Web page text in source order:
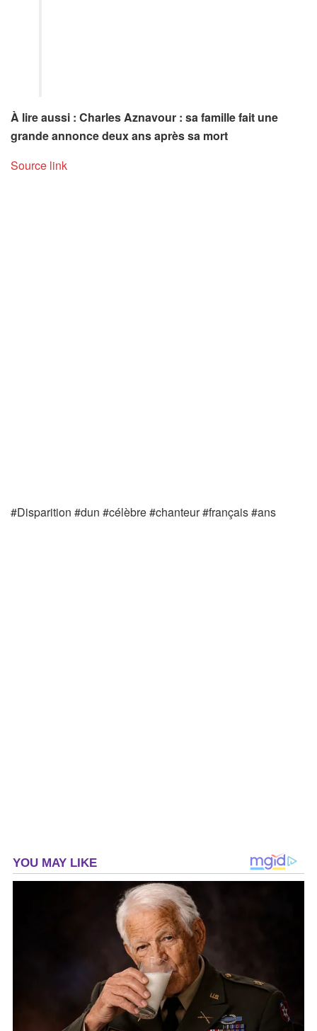
À lire aussi : Charles Aznavour : sa famille fait une
grande annonce deux ans après sa mort
Source link
#Disparition #dun #célèbre #chanteur #français #ans